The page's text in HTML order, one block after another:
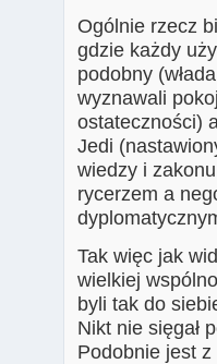
Ogólnie rzecz
gdzie każdy
podobny
wyznawali
ostateczności)
Jedi
wiedzy i
rycerzem a
Tak więc jak
wielkiej
byli tak do
Nikt nie sięgał
Podobnie jest